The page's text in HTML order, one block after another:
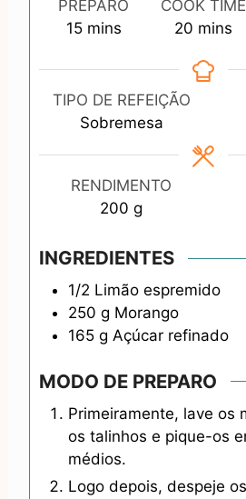
PREPARO
15m
n
u
t
mins
COOK TIME
20 m
n
s
mins
TIPO DE REFEIÇÃO
Sobremesa
RENDIMENTO
200 g
INGREDIENTES
1/2 Limão espremido
250 g Morango
165 g Açúcar refinado
MODO DE PREPARO
Primeiramente, lave os
os talinhos e pique-os
médios.
Logo depois, despeje